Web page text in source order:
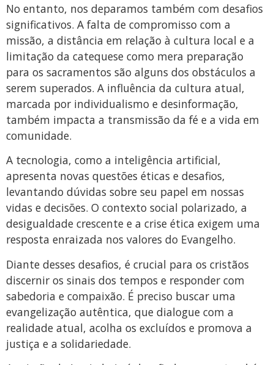
No entanto, nos deparamos também com desafios
significativos. A falta de compromisso com a
missão, a distância em relação à cultura local e a
limitação da catequese como mera preparação
para os sacramentos são alguns dos obstáculos a
serem superados. A influência da cultura atual,
marcada por individualismo e desinformação,
também impacta a transmissão da fé e a vida em
comunidade.
A tecnologia, como a inteligência artificial,
apresenta novas questões éticas e desafios,
levantando dúvidas sobre seu papel em nossas
vidas e decisões. O contexto social polarizado, a
desigualdade crescente e a crise ética exigem uma
resposta enraizada nos valores do Evangelho.
Diante desses desafios, é crucial para os cristãos
discernir os sinais dos tempos e responder com
sabedoria e compaixão. É preciso buscar uma
evangelização autêntica, que dialogue com a
realidade atual, acolha os excluídos e promova a
justiça e a solidariedade.